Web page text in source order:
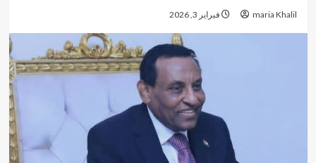
maria Khalil فبراير 3, 2026